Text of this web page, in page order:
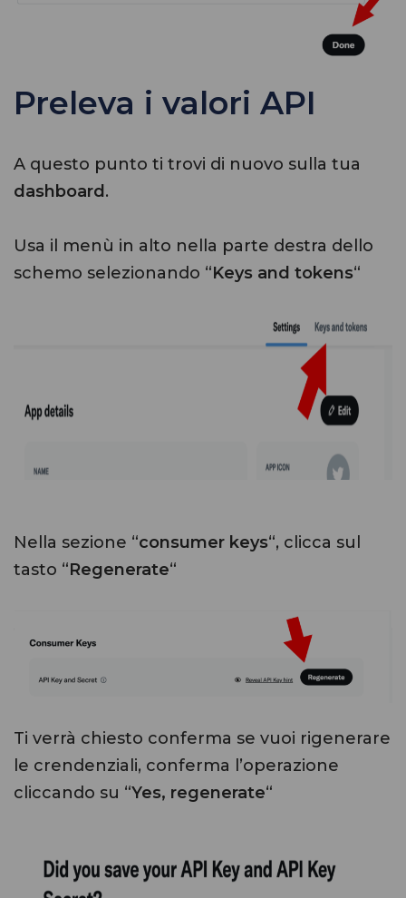
Preleva i valori API
A questo punto ti trovi di nuovo sulla tua
dashboard .
Usa il menù in alto nella parte destra dello
schemo selezionando “Keys and tokens“
Nella sezione “consumer keys“, clicca sul
tasto “Regenerate“
Ti verrà chiesto conferma se vuoi rigenerare
le crendenziali, conferma l’operazione
cliccando su “Yes, regenerate“